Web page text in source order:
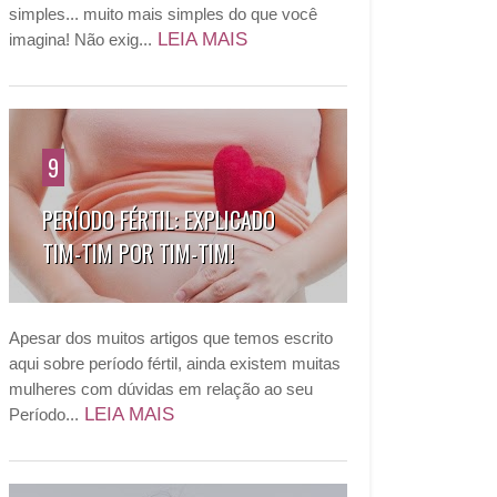
simples... muito mais simples do que você
imagina! Não exig... LEIA MAIS
9
PERÍODO FÉRTIL: EXPLICADO
TIM-TIM POR TIM-TIM!
Apesar dos muitos artigos que temos escrito
aqui sobre período fértil, ainda existem muitas
mulheres com dúvidas em relação ao seu
Período... LEIA MAIS